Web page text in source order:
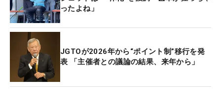
ったよね」
JGTOが2026年から“ポイント制”移行を発
表 「主催者との議論の結果、来年から」